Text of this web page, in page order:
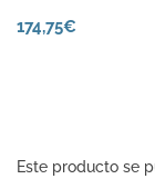
174,75€
Este producto se